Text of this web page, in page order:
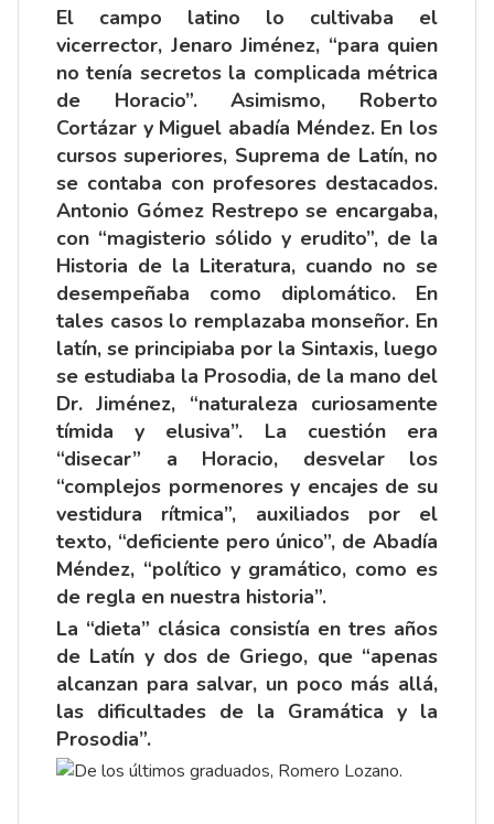
El campo latino lo cultivaba el
vicerrector, Jenaro Jiménez, “para quien
no tenía secretos la complicada métrica
de Horacio”. Asimismo, Roberto
Cortázar y Miguel abadía Méndez. En los
cursos superiores, Suprema de Latín, no
se contaba con profesores destacados.
Antonio Gómez Restrepo se encargaba,
con “magisterio sólido y erudito”, de la
Historia de la Literatura, cuando no se
desempeñaba como diplomático. En
tales casos lo remplazaba monseñor. En
latín, se principiaba por la Sintaxis, luego
se estudiaba la Prosodia, de la mano del
Dr. Jiménez, “naturaleza curiosamente
tímida y elusiva”. La cuestión era
“disecar” a Horacio, desvelar los
“complejos pormenores y encajes de su
vestidura rítmica”, auxiliados por el
texto, “deficiente pero único”, de Abadía
Méndez, “político y gramático, como es
de regla en nuestra historia”.
La “dieta” clásica consistía en tres años
de Latín y dos de Griego, que “apenas
alcanzan para salvar, un poco más allá,
las dificultades de la Gramática y la
Prosodia”.